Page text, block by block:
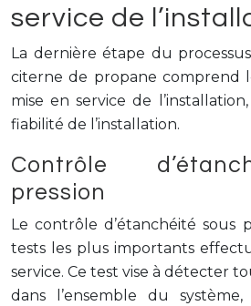
service de
La dernière étape du
citerne de propane comprend
mise en service de
fiabilité de l’installation.
Contrôle
pression
Le contrôle d’étanchéité sous
tests les plus importants
service. Ce test vise à détecter
dans l’ensemble du